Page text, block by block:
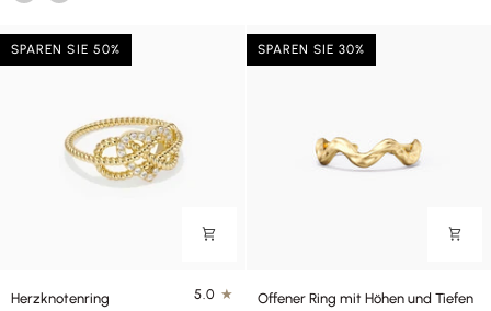
und
Tiefenring
SPAREN SIE 50%
Herzknotenring 5.0
SPAREN SIE 30%
Offener Ring mit Höhen und Tiefen